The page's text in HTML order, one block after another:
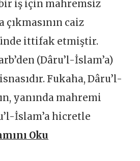
iş için mahremsiz
caiz
ittifak etmiştir.
(Dâru’l-İslam’a)
Fukaha, Dâru’l-
yanında mahremi
İslam’a hicretle
Oku